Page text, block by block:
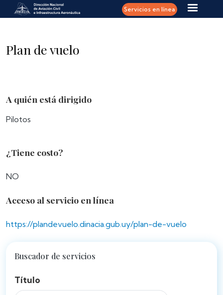
Pasar al contenido principal Servicios en línea
Plan de vuelo
A quién está dirigido
Pilotos
¿Tiene costo?
NO
Acceso al servicio en línea
https://plandevuelo.dinacia.gub.uy/plan-de-vuelo
Buscador de servicios
Título